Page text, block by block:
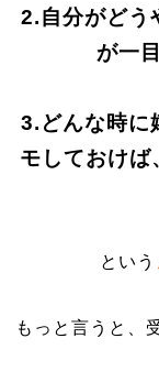
2.自分がどう
が一
3.どんな時に
モしておけば
という
もっと言うと、